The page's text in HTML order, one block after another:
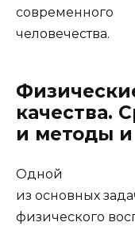
современного
человечества.
качества.
и методы и
Одной
из основных
физического